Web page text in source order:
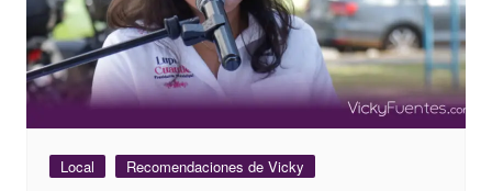
Local Recomendaciones de Vicky